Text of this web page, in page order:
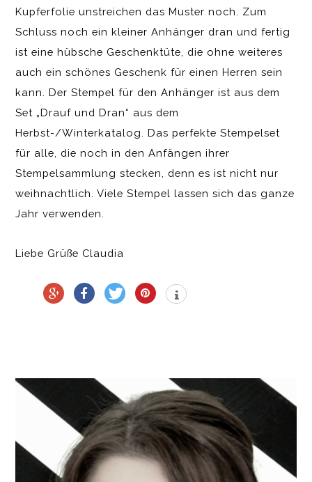
Kupferfolie unstreichen das Muster noch. Zum
Schluss noch ein kleiner Anhänger dran und fertig
ist eine hübsche Geschenktüte, die ohne weiteres
auch ein schönes Geschenk für einen Herren sein
kann. Der Stempel für den Anhänger ist aus dem
Set „Drauf und Dran“ aus dem
Herbst-/Winterkatalog. Das perfekte Stempelset
für alle, die noch in den Anfängen ihrer
Stempelsammlung stecken, denn es ist nicht nur
weihnachtlich. Viele Stempel lassen sich das ganze
Jahr verwenden.
Liebe Grüße Claudia